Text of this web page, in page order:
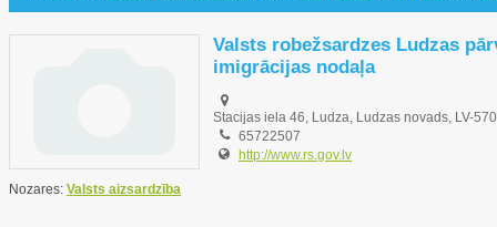
Valsts robežsardzes Ludzas
imigrācijas nodaļa
Stacijas iela 46, Ludza, Ludzas novads, LV-
65722507
http://www.rs.gov.lv
Nozares: Valsts aizsardzība